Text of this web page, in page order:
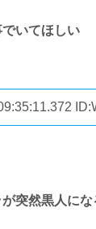
いてほしい
突然黒人に